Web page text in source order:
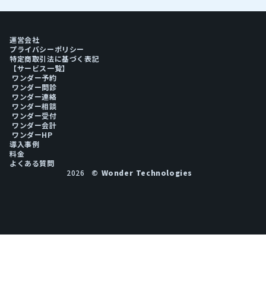
運営会社
プライバシーポリシー
特定商取引法に基づく表記
【サービス一覧】
ワンダー予約
ワンダー問診
ワンダー連絡
ワンダー相談
ワンダー受付
ワンダー会計
ワンダーHP
導入事例
料金
よくある質問
2026
© Wonder Technologies